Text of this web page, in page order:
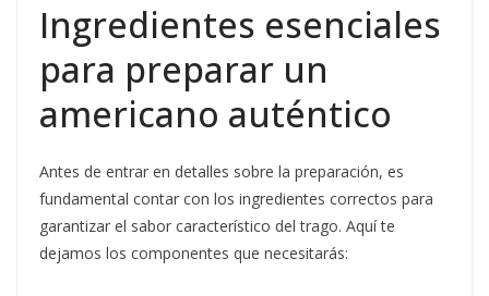
Ingredientes esenciales
para preparar un
americano auténtico
Antes de entrar en detalles sobre la preparación, es
fundamental contar con los ingredientes correctos para
garantizar el sabor característico del trago. Aquí te
dejamos los componentes que necesitarás: